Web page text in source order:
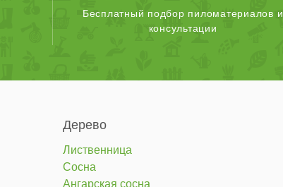
Бесплатный подбор пиломатериалов и
консультации
Дерево
Лиственница
Сосна
Ангарская сосна